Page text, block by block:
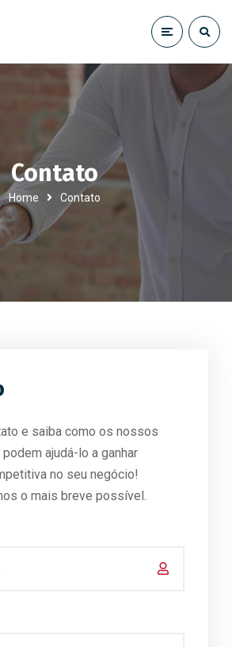
Contato
Home Contato
e saiba como os nossos
ajudá-lo a ganhar
no seu negócio!
o mais breve possível.